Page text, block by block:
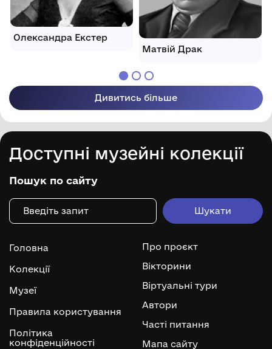
Олександра Екстер
Матвій Драк
Дивитись більше
Доступні музейні колекції
Пошук по сайту
Головна
Колекції
Музеї
Правила користування
Політика
конфіденційності
Про проєкт
Вікторини
Віртуальні тури
Автори
Часті питання
Мапа сайту